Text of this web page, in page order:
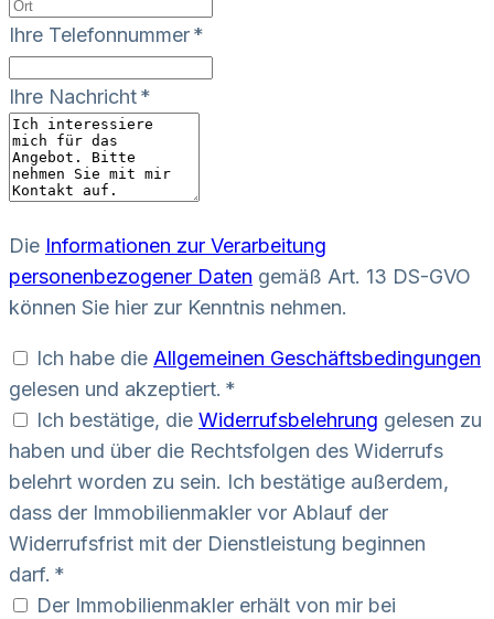
Ihre Telefonnummer *
Ihre Nachricht *
Die Informationen zur Verarbeitung
personenbezogener Daten gemäß Art. 13 DS-GVO
können Sie hier zur Kenntnis nehmen.
Ich habe die Allgemeinen Geschäftsbedingungen
gelesen und akzeptiert. *
Ich bestätige, die Widerrufsbelehrung gelesen zu
haben und über die Rechtsfolgen des Widerrufs
belehrt worden zu sein. Ich bestätige außerdem,
dass der Immobilienmakler vor Ablauf der
Widerrufsfrist mit der Dienstleistung beginnen
darf. *
Der Immobilienmakler erhält von mir bei